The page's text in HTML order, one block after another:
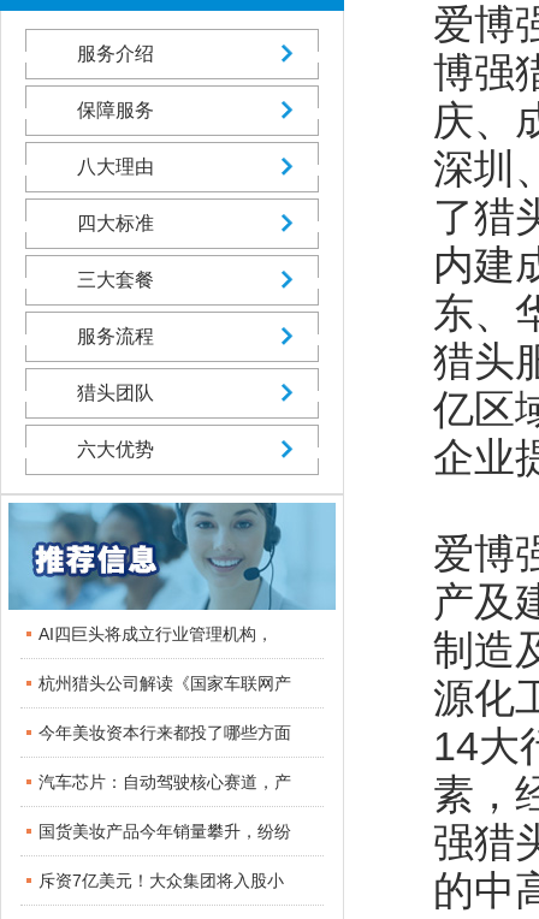
服务介绍
保障服务
八大理由
四大标准
三大套餐
服务流程
猎头团队
六大优势
AI四巨头将成立行业管理机构，
杭州猎头公司解读《国家车联网产
今年美妆资本行来都投了哪些方面
汽车芯片：自动驾驶核心赛道，产
国货美妆产品今年销量攀升，纷纷
斥资7亿美元！大众集团将入股小
爱博
博强
庆、
深圳
了猎
内建
东、
猎头
亿区
企业
爱博
产及
制造
源化
14大
素，
强猎
的中